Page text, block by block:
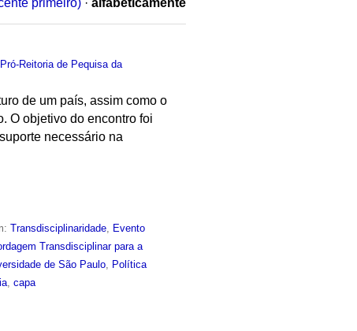
Pró-Reitoria de Pequisa da
de um país, assim como o
O objetivo do encontro foi
necessário na
Transdisciplinaridade Evento
Transdisciplinar para a
de São Paulo Política
,capa